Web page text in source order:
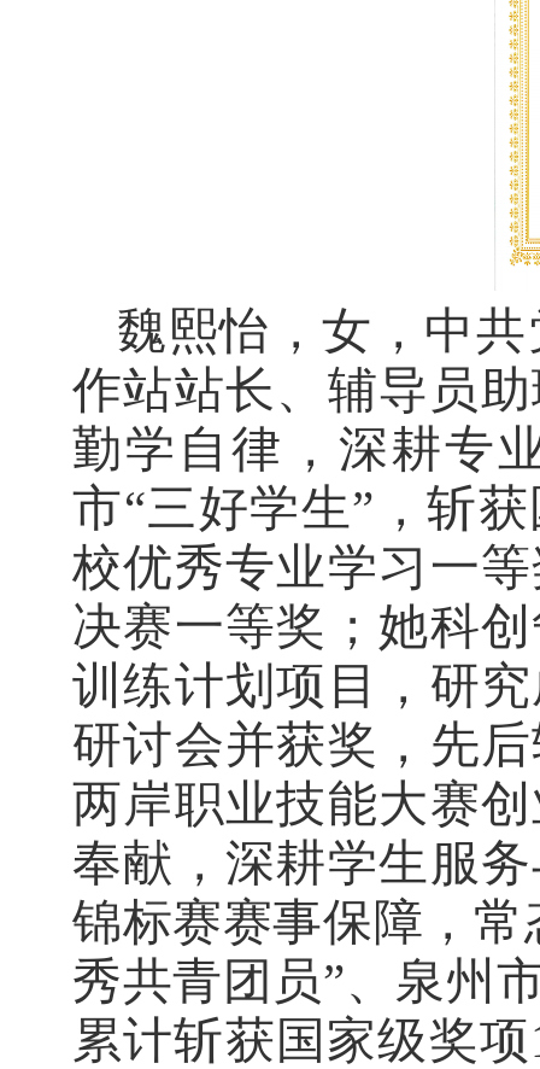
魏熙怡，女，中
作站站长、辅导员
勤学自律，深耕专
市“三好学生”，斩
校优秀专业学习一
决赛一等奖；她科
训练计划项目，研
研讨会并获奖，先
两岸职业技能大赛
奉献，深耕学生服
锦标赛赛事保障，
秀共青团员”、泉州
累计斩获国家级奖